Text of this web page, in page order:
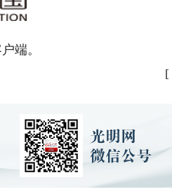
端。
[